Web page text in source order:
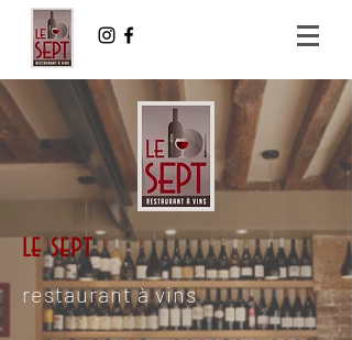
le sept
restaurant à vins